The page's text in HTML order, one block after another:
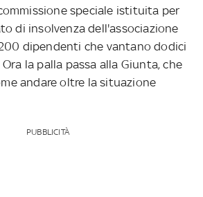
speciale istituita per
di insolvenza dell'associazione
dipendenti che vantano dodici
la palla passa alla Giunta, che
andare oltre la situazione
PUBBLICITÀ